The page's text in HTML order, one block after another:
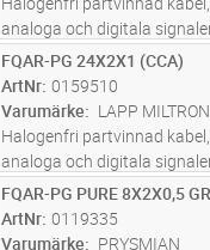
analoga och digitala
lokaler i exempelvis
eventuell brand har kabeln
vilket underlätt...läs mer
M Lägg i kundvagn
FQAR-PG 24X2X1 (CCA)
ArtNr 0159510
Varumärke
LAPP
Halogenfri partvinnad
analoga och digitala
lokaler i exempelvis
eventuell brand har kabeln
vilket underlätt...läs mer
M Lägg i kundvagn
FQAR-PG PURE 8X2X0,5
ArtNr 0119335
Varumärke
PRYSMIAN